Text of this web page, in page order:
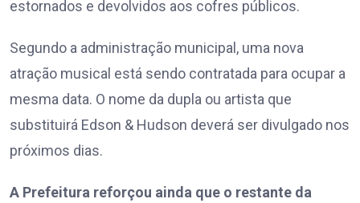
estornados e devolvidos aos cofres públicos.
Segundo a administração municipal, uma nova
atração musical está sendo contratada para ocupar a
mesma data. O nome da dupla ou artista que
substituirá Edson & Hudson deverá ser divulgado nos
próximos dias.
A Prefeitura reforçou ainda que o restante da